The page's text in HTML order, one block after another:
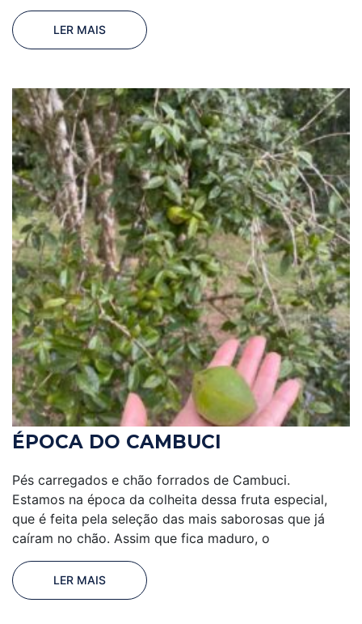
LER MAIS
ÉPOCA DO CAMBUCI
Pés carregados e chão forrados de Cambuci.
Estamos na época da colheita dessa fruta especial,
que é feita pela seleção das mais saborosas que já
caíram no chão. Assim que fica maduro, o
LER MAIS